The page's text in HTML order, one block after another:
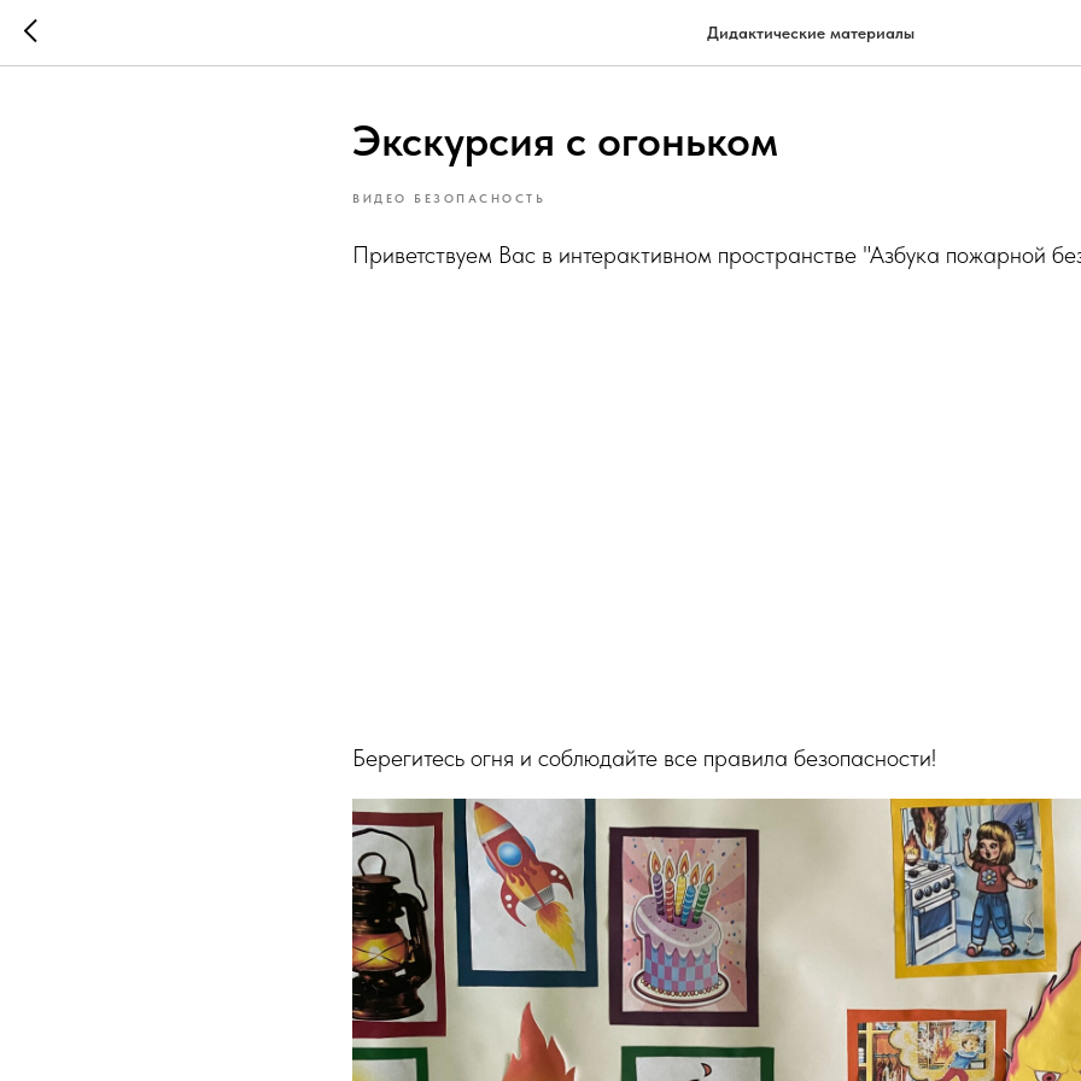
Дидактические материалы
Экскурсия с огоньком
ВИДЕО БЕЗОПАСНОСТЬ
Приветствуем Вас в интерактивном пространстве "Азбука пожарной
Берегитесь огня и соблюдайте все правила безопасности!